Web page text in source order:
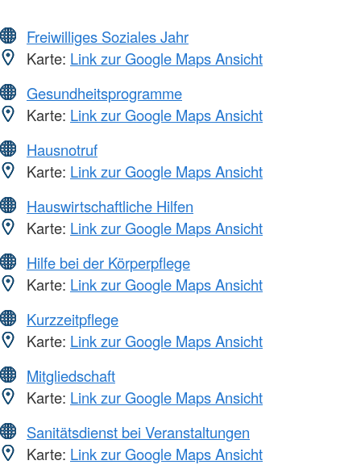
Freiwilliges Soziales Jahr
Karte: Link zur Google Maps Ansicht
Gesundheitsprogramme
Karte: Link zur Google Maps Ansicht
Hausnotruf
Karte: Link zur Google Maps Ansicht
Hauswirtschaftliche Hilfen
Karte: Link zur Google Maps Ansicht
Hilfe bei der Körperpflege
Karte: Link zur Google Maps Ansicht
Kurzzeitpflege
Karte: Link zur Google Maps Ansicht
Mitgliedschaft
Karte: Link zur Google Maps Ansicht
Sanitätsdienst bei Veranstaltungen
Karte: Link zur Google Maps Ansicht